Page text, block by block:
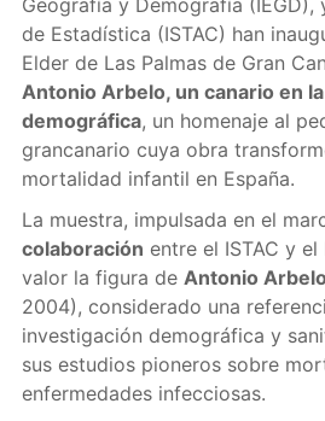
Geografía y Demografía
de Estadística (ISTAC) han
Elder de Las Palmas de Gran
Antonio Arbelo, un canario en
demográfica, un homenaje al
grancanario cuya obra
mortalidad infantil en España.
La muestra, impulsada en el
colaboración entre el ISTAC y el
valor la figura de Antonio
2004), considerado una
investigación demográfica y
sus estudios pioneros sobre
enfermedades infecciosas.